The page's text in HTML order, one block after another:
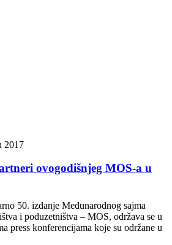
2017
ovogodišnjeg MOS-a u
50. izdanje Međunarodnog sajma
i poduzetništva – MOS, održava se u
press konferencijama koje su održane u